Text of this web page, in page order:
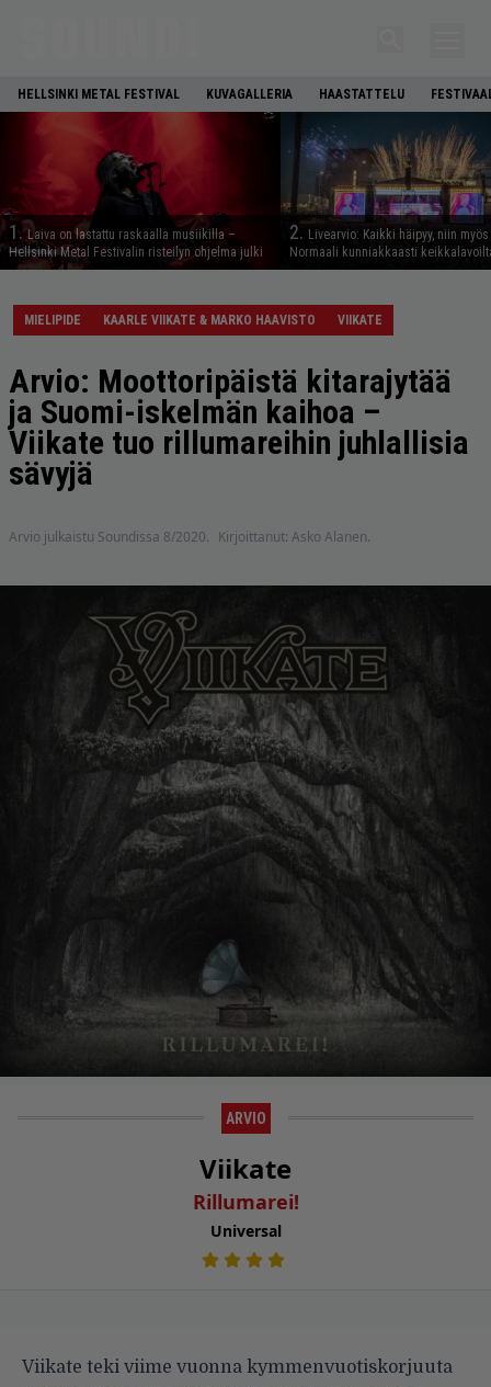
HELLSINKI METAL FESTIVAL KUVAGALLERIA HAASTATTELU
1. Laiva on lastattu raskaalla musiikilla –
Hellsinki Metal Festivalin risteilyn ohjelma julki
2. Livearvio: Kaikki häipyy, niin myös
Normaali kunniakkaasti
MIELIPIDE KAARLE VIIKATE & MARKO HAAVISTO VIIKATE
Arvio: Moottoripäistä kitarajytää
ja Suomi-iskelmän kaihoa –
Viikate tuo rillumareihin juhlallisia
sävyjä
Arvio julkaistu Soundissa 8/2020. Kirjoittanut: Asko Alanen.
ARVIO
Viikate
Rillumarei!
Universal
Viikate teki viime vuonna kymmenvuotiskorjuuta